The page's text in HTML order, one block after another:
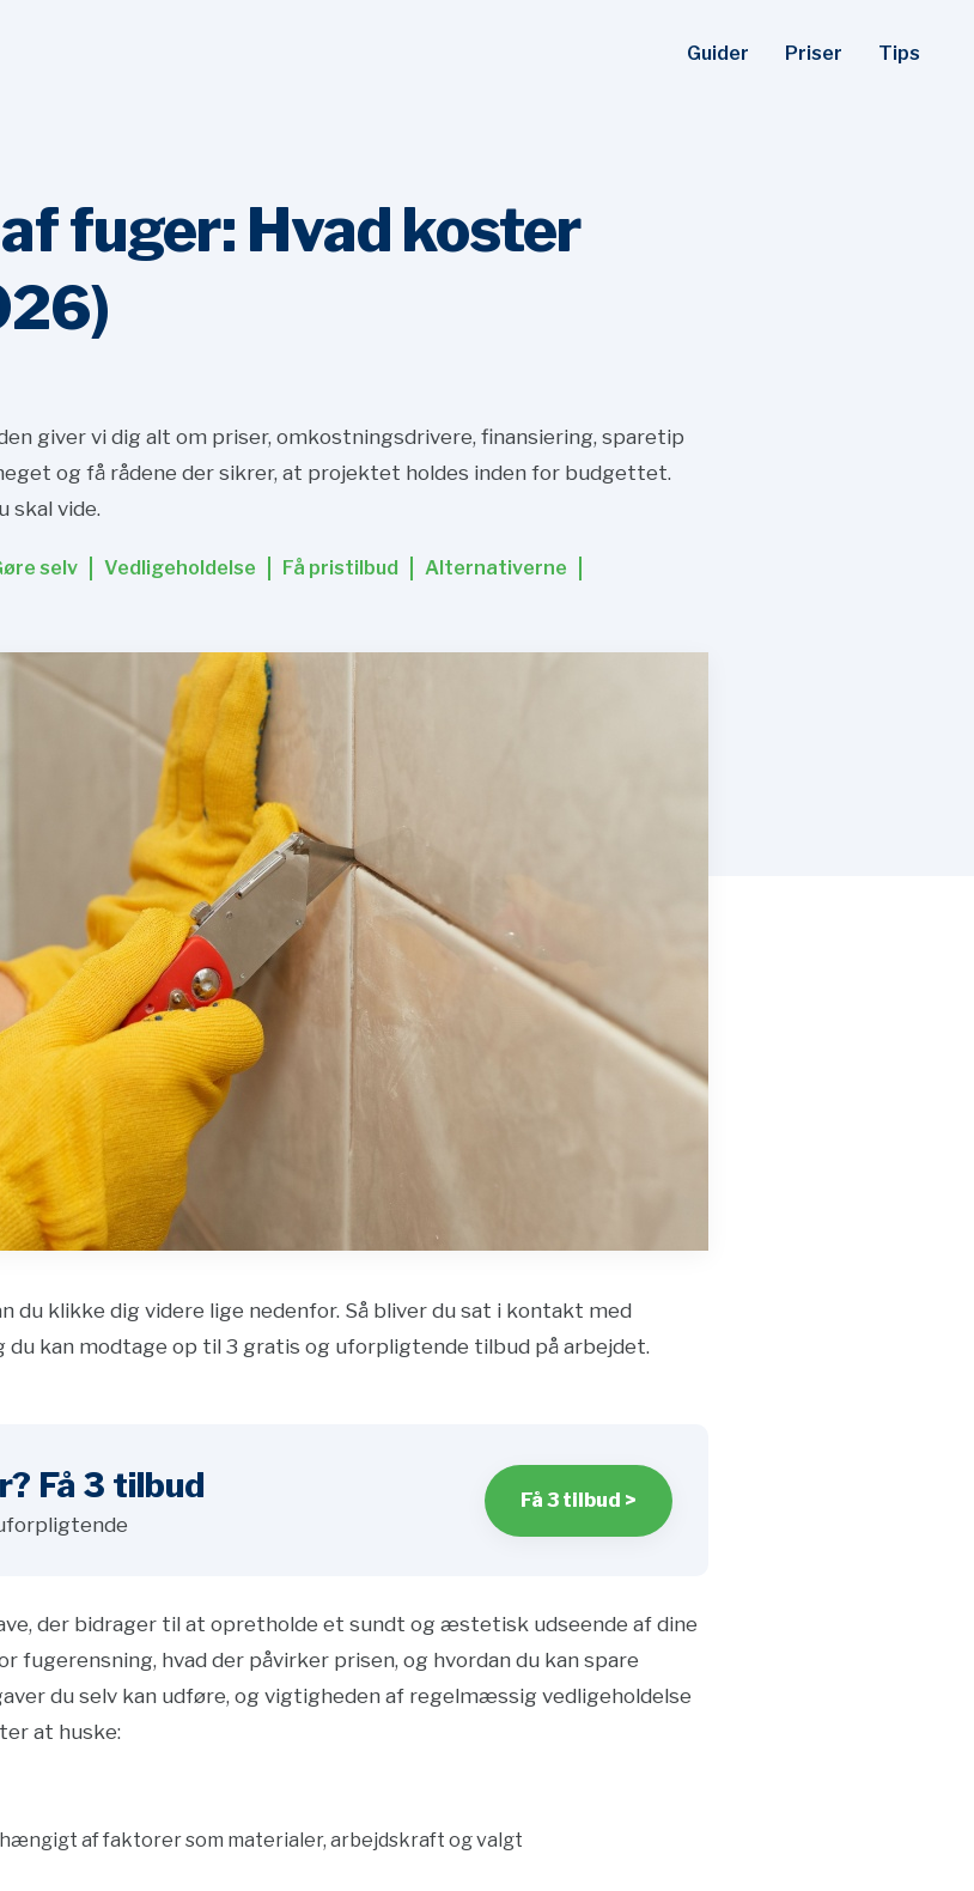
Guider Priser Tips
fuger: Hvad koster
giver vi dig alt om priser, omkostningsdrivere, finansiering, sparetip
og få rådene der sikrer, at projektet holdes inden for budgettet.
skal vide.
selv Vedligeholdelse Få pristilbud
Alternativerne
du klikke dig videre lige nedenfor. Så bliver du sat i kontakt med
kan modtage op til 3 gratis og uforpligtende tilbud på arbejdet.
Få 3 tilbud Få 3 tilbud >
der bidrager til at opretholde et sundt og æstetisk udseende af dine
fugerensning, hvad der påvirker prisen, og hvordan du kan spare
du selv kan udføre, og vigtigheden af regelmæssig vedligeholdelse
at huske:
af faktorer som materialer, arbejdskraft og valgt